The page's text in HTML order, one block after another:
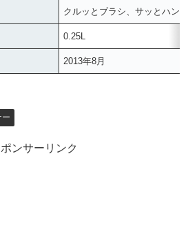
クルッとブラシ、サッとハン
0.25L
2013年8月
ー
ンサーリンク